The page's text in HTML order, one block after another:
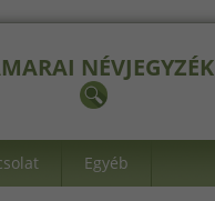
NÉVJEGYZÉK
Egyéb